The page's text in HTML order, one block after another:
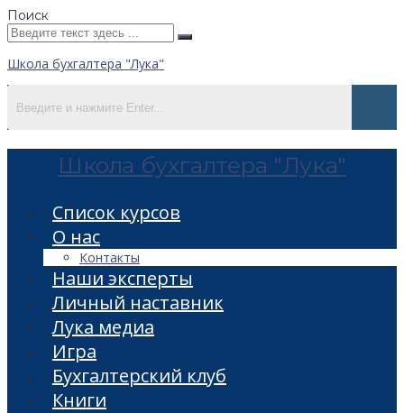
Поиск
Школа бухгалтера "Лука"
Школа бухгалтера "Лука"
Список курсов
О нас
Контакты
Наши эксперты
Личный наставник
Лука медиа
Игра
Бухгалтерский клуб
Книги